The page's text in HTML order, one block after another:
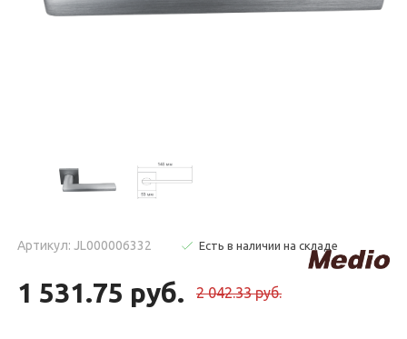
Артикул: JL000006332 Есть в наличии на складе
1 531.75 руб. 2 042.33 руб.